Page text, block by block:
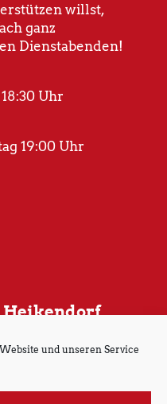
und unseren Service
willst,
ganz
Dienstabenden!
Uhr
19:00 Uhr
Heikendorf